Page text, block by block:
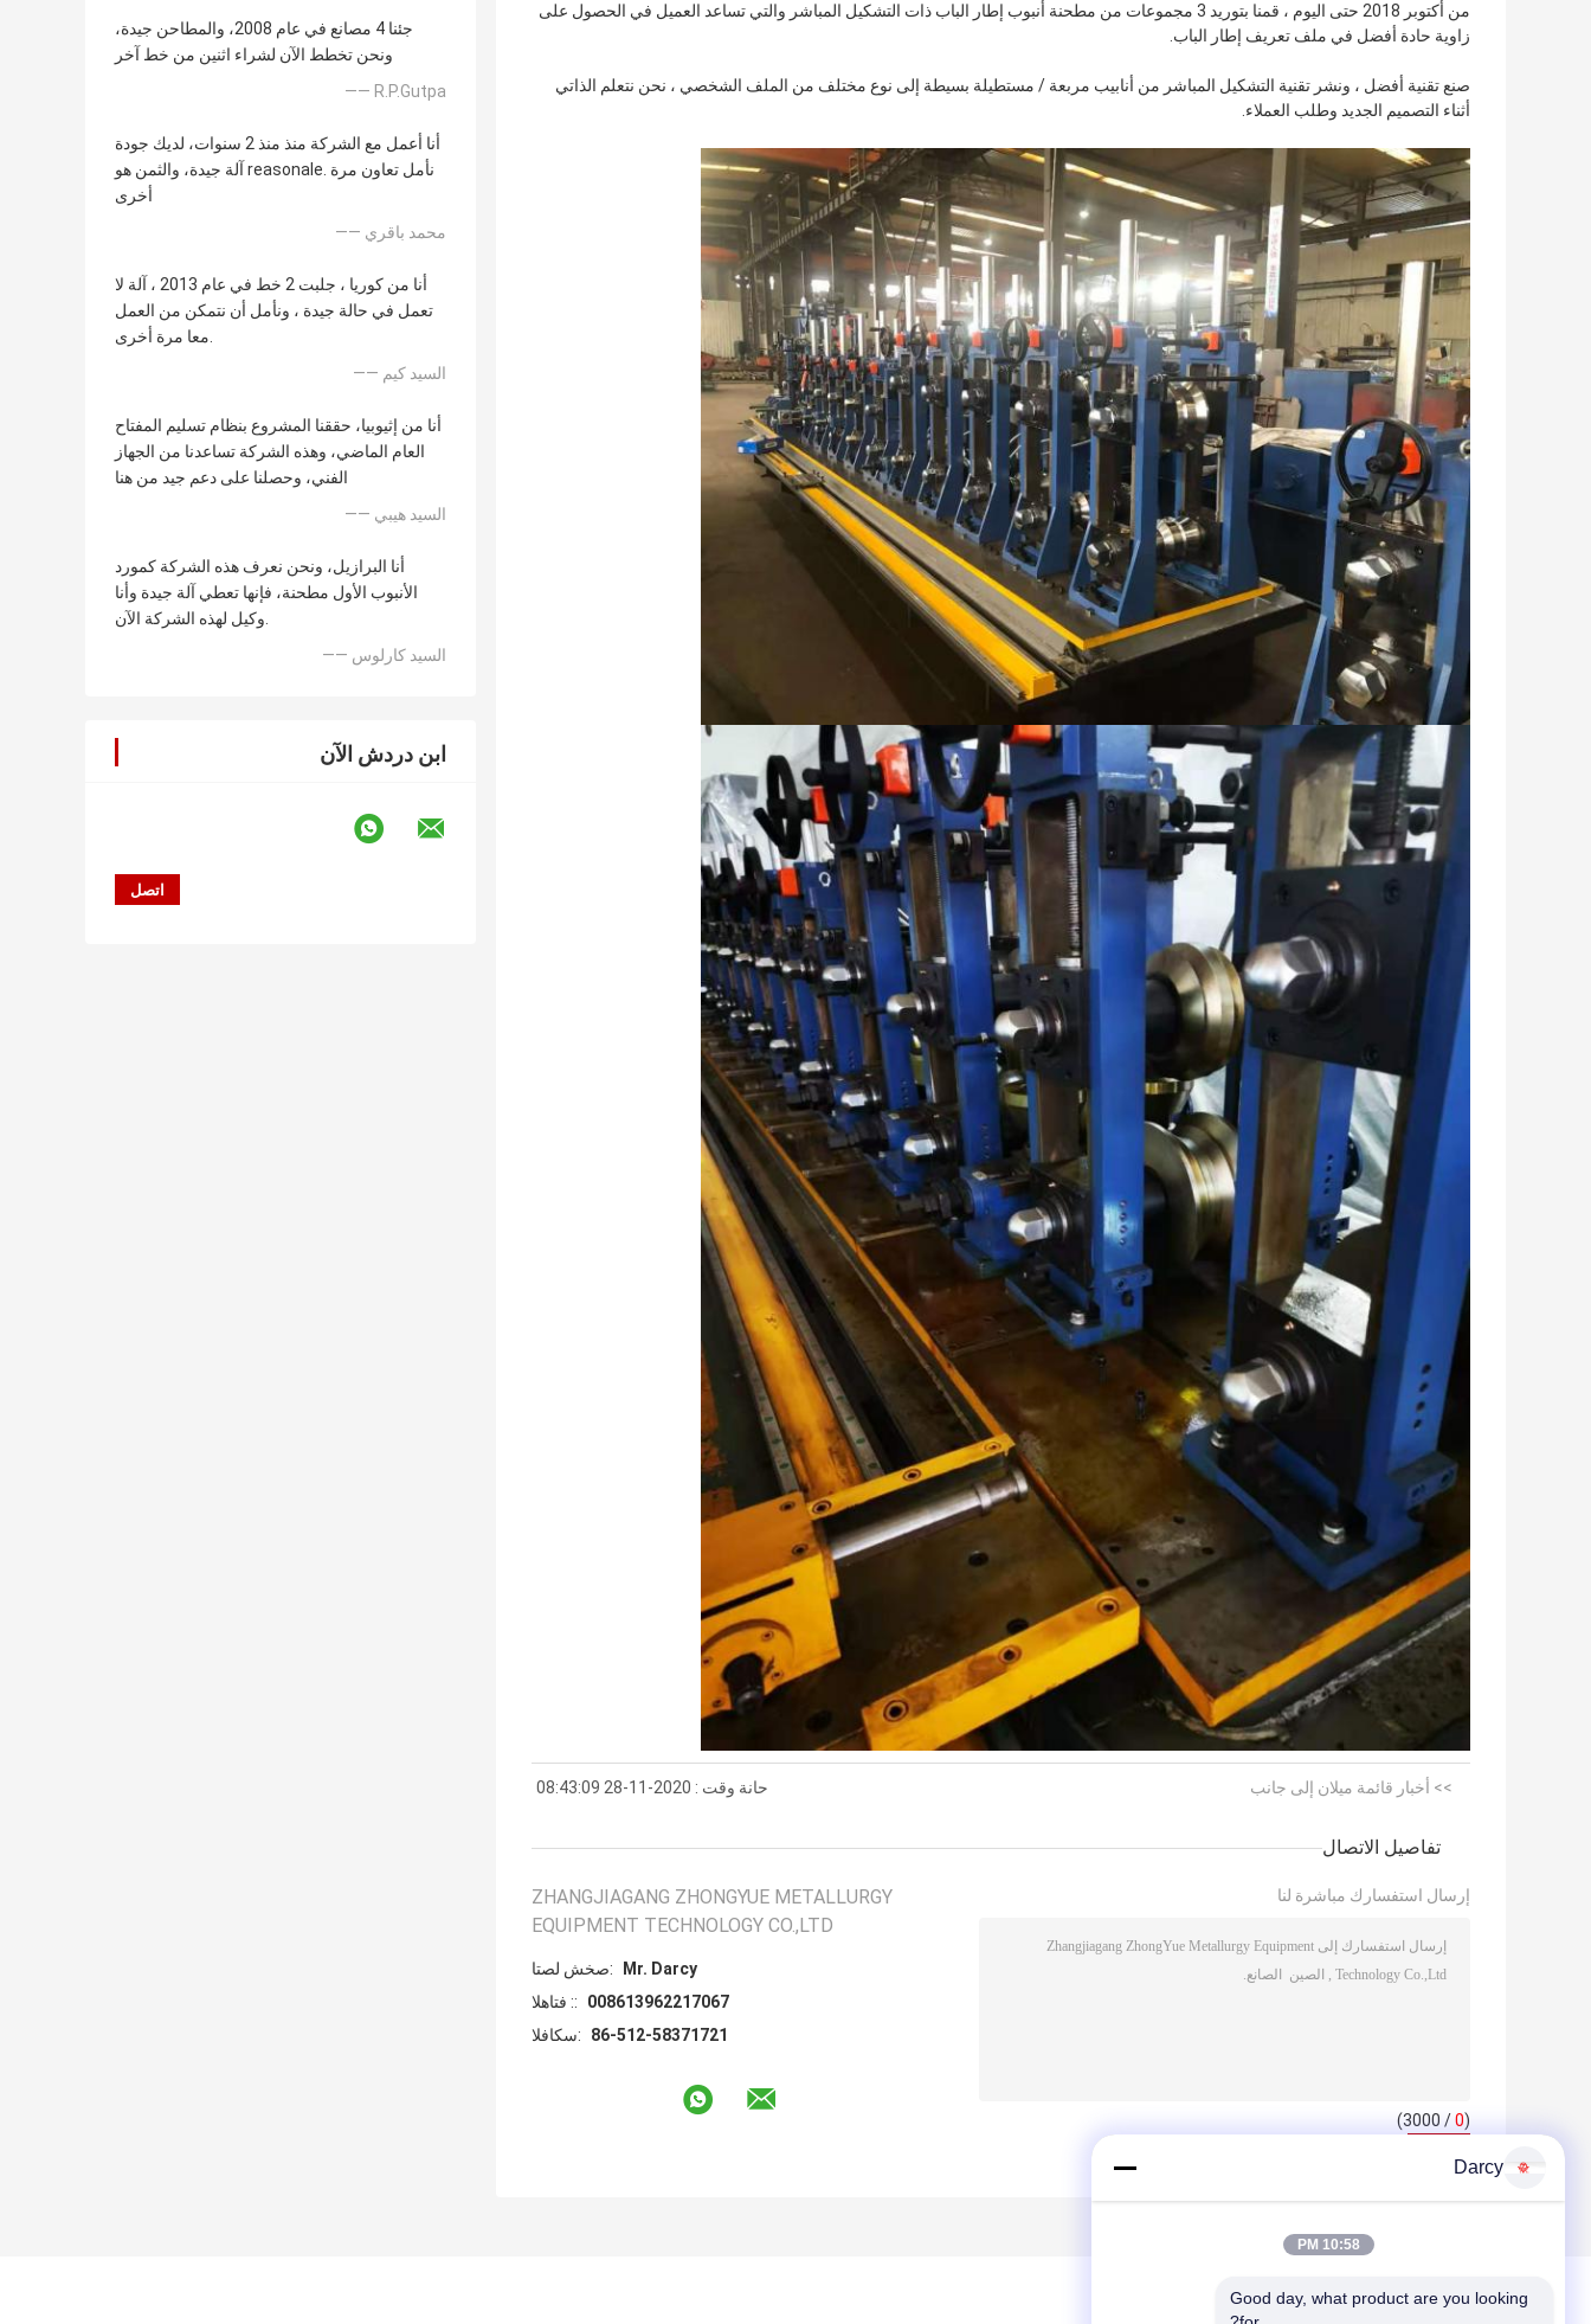
جئنا 4 مصانع في عام 2008، والمطاحن جيدة،
ونحن تخطط الآن لشراء اثنين من خط آخر
—— R.P.Gutpa
أنا أعمل مع الشركة منذ منذ 2 سنوات، لديك جودة
آلة جيدة، والثمن هو reasonale. نأمل تعاون مرة
أخرى
—— محمد باقري
أنا من كوريا ، جلبت 2 خط في عام 2013 ، آلة لا
تعمل في حالة جيدة ، ونأمل أن نتمكن من العمل
معا مرة أخرى.
—— السيد كيم
أنا من إثيوبيا، حققنا المشروع بنظام تسليم المفتاح
العام الماضي، وهذه الشركة تساعدنا من الجهاز
الفني، وحصلنا على دعم جيد من هنا
—— السيد هيبي
أنا البرازيل، ونحن نعرف هذه الشركة كمورد
الأنبوب الأول مطحنة، فإنها تعطي آلة جيدة وأنا
وكيل لهذه الشركة الآن.
—— السيد كارلوس
ابن دردش الآن
من أكتوبر 2018 حتى اليوم ، قمنا بتوريد 3 مجموعات من مطحنة أنبوب إطار الباب ذات التشكيل المباشر والتي تساعد العميل في الحصول على
زاوية حادة أفضل في ملف تعريف إطار الباب.
صنع تقنية أفضل ، ونشر تقنية التشكيل المباشر من أنابيب مربعة / مستطيلة بسيطة إلى نوع مختلف من الملف الشخصي ، نحن نتعلم الذاتي
أثناء التصميم الجديد وطلب العملاء.
حانة وقت : 2020-11-28 08:43:09 >> أخبار قائمة ميلان إلى جانب
تفاصيل الاتصال
ZHANGJIAGANG ZHONGYUE METALLURGY
EQUIPMENT TECHNOLOGY CO.,LTD
اتصل شخص:
Mr. Darcy
الهاتف ::
008613962217067
الفاكس:
86-512-58371721
إرسال استفسارك مباشرة لنا
(
0
/ 3000)
Darcy
10:58 PM
Good day, what product are you looking